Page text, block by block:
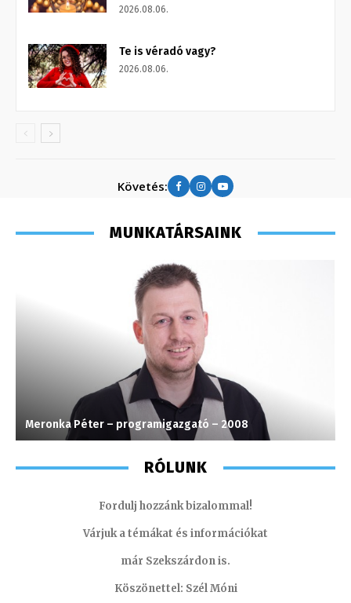
2026.08.06.
Te is véradó vagy?
2026.08.06.
Követés:
MUNKATÁRSAINK
Meronka Péter – programigazgató – 2008
RÓLUNK
Fordulj hozzánk bizalommal!
Várjuk a témákat és információkat
már Szekszárdon is.
Köszönettel: Szél Móni